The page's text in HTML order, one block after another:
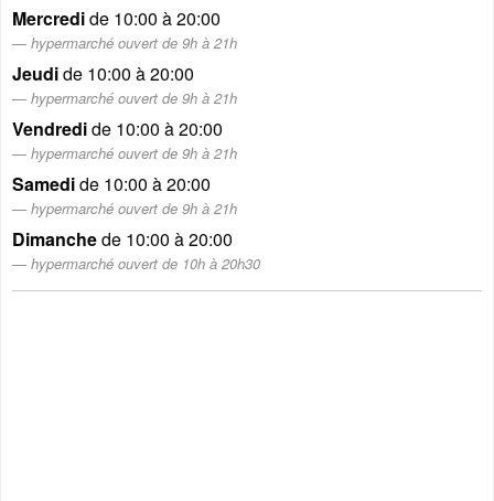
Mercredide 10:00 à 20:00
hypermarché ouvert de 9h à 21h
Jeudide 10:00 à 20:00
hypermarché ouvert de 9h à 21h
Vendredide 10:00 à 20:00
hypermarché ouvert de 9h à 21h
Samedide 10:00 à 20:00
hypermarché ouvert de 9h à 21h
Dimanchede 10:00 à 20:00
hypermarché ouvert de 10h à 20h30